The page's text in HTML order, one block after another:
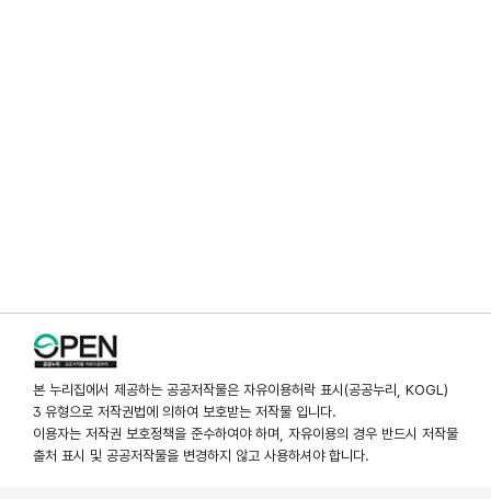
본 누리집에서 제공하는 공공저작물은 자유이용허락 표시(공공누리, KOGL)
3 유형으로 저작권법에 의하여 보호받는 저작물 입니다.
이용자는 저작권 보호정책을 준수하여야 하며, 자유이용의 경우 반드시 저작물
출처 표시 및 공공저작물을 변경하지 않고 사용하셔야 합니다.